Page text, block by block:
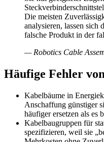
Die meisten
analysieren, lassen sich
falsche Produkt in der
— Robotics Cable
Häufige Fehler
Kabelbäume in
Anschaffung günstiger
häufiger ersetzen als es
Kabelbaugruppen für
spezifizieren, weil sie